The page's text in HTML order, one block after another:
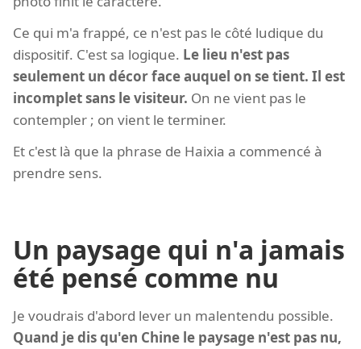
Ce qui m'a frappé, ce n'est pas le côté ludique du
dispositif. C'est sa logique. Le lieu n'est pas
seulement un décor face auquel on se tient. Il est
incomplet sans le visiteur. On ne vient pas le
contempler ; on vient le terminer.
Et c'est là que la phrase de Haixia a commencé à
prendre sens.
Un paysage qui n'a jamais
été pensé comme nu
Je voudrais d'abord lever un malentendu possible.
Quand je dis qu'en Chine le paysage n'est pas nu,